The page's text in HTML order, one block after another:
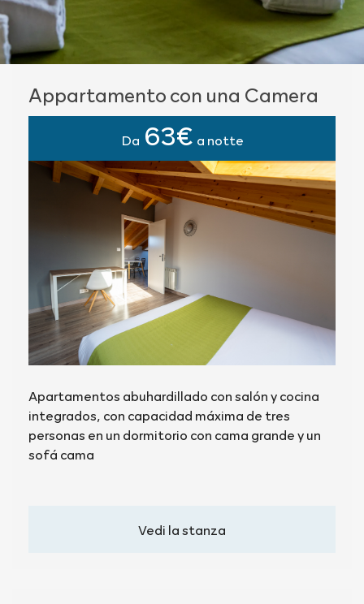
Appartamento con una Camera
Da 63€ a notte
Apartamentos abuhardillado con salón y cocina
integrados, con capacidad máxima de tres
personas en un dormitorio con cama grande y un
sofá cama
Vedi la stanza